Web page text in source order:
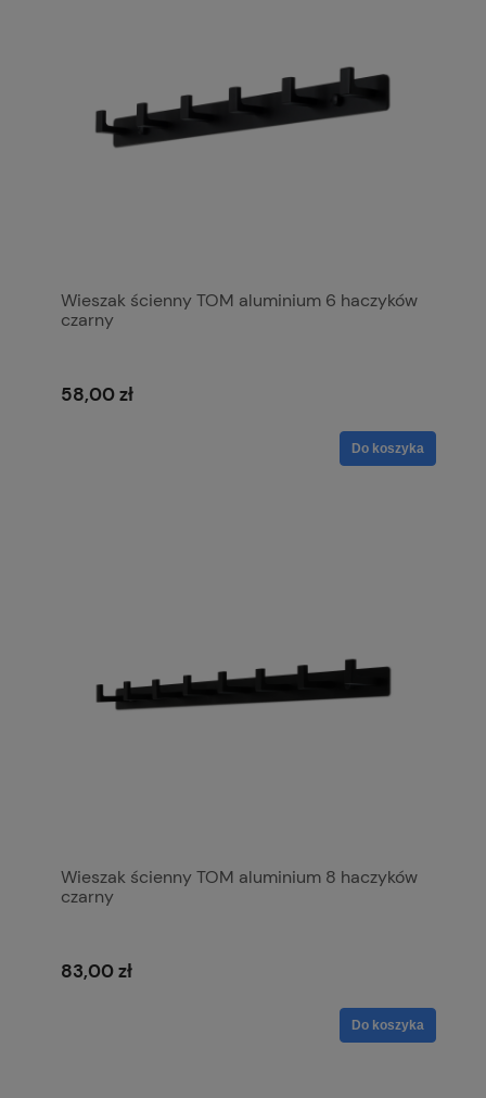
Wieszak ścienny TOM aluminium 6 haczyków
czarny
58,00 zł
Do koszyka
Wieszak ścienny TOM aluminium 8 haczyków
czarny
83,00 zł
Do koszyka